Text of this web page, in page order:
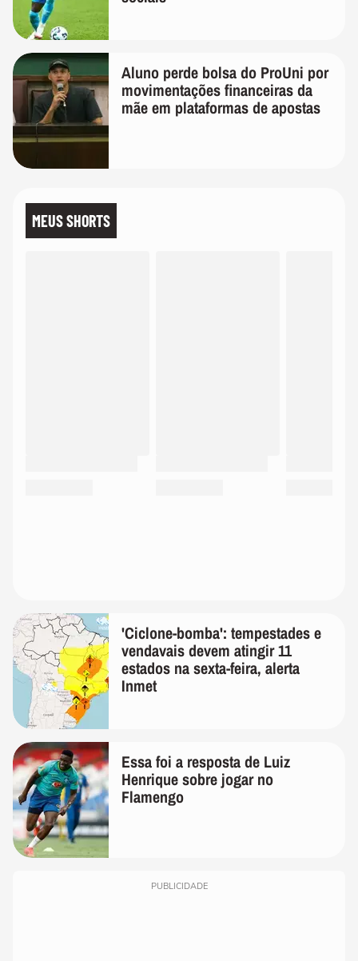
Aluno perde bolsa do ProUni por
movimentações financeiras da
mãe em plataformas de apostas
MEUS SHORTS
'Ciclone-bomba': tempestades e
vendavais devem atingir 11
estados na sexta-feira, alerta
Inmet
Essa foi a resposta de Luiz
Henrique sobre jogar no
Flamengo
PUBLICIDADE